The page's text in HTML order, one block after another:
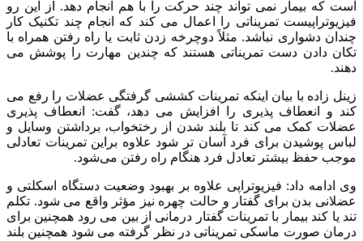
است که بیمار نمی تواند چند حرکت را با هم انجام دهد. از این رو
فیزیوتراپیست تمریناتی را اعمال می کند که انجام چند تکنیک کار
چندان دشواری نباشد. مثلاً دوچرخه زدن ثابت یا راه رفتن همراه با
تکان دادن دست تمریناتی هستند که چندین مهارت را پوشش می
دهند.
زینل زاده با بیان اینکه تمرینات کششی گرفتگی عضلات را رفع می
کند و انعطاف پذیری را افزایش می دهد، گفت: انعطاف پذیری
عضلات کمک می کند تا بلند شدن از رختخواب، برداشتن وسایل و
لباس پوشیدن برای فرد آسان تر شود علاوه براین تمرینات تعادلی
موجب حفظ بیشتر تعادل فرد هنگام راه رفتن می‌شود.
وی ادامه داد: فیزیوتراپی علاوه بر بهبود وضعیت دستگاه اسکلتی و
عضلانی بدن برای گفتار و حالت چهره نیز مؤثر واقع می شود. تکلم
تند یا کند بیمار با تمرینات گفتار درمانی از بین می رود همچنین برای
درمان صورت ماسکی تمریناتی در نظر گرفته می شود همچنین بلند